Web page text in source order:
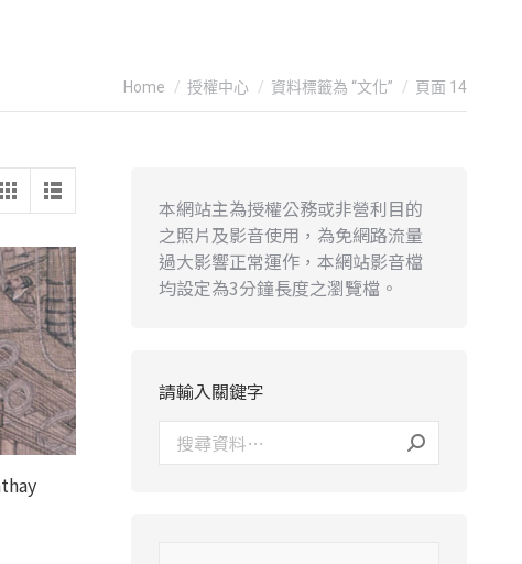
You are here:
Home 授權中心 資料標籤為 “文化” 頁面 14
本網站主為授權公務或非營利目的
之照片及影音使用，為免網路流量
過大影響正常運作，本網站影音檔
均設定為3分鐘長度之瀏覽檔。
請輸入關鍵字